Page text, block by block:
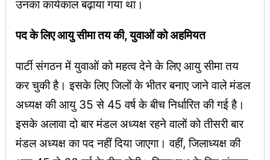
उनका कार्यकाल बढ़ाया गया था।
पद के लिए आयु सीमा तय की, युवाओं को अहमियत
पार्टी संगठन में युवाओं को महत्व देने के लिए आयु सीमा तय
कर चुकी है। इसके लिए जिलों के भीतर बनाए जाने वाले मंडल
अध्यक्ष की आयु 35 से 45 वर्ष के बीच निर्धारित की गई है।
इसके अलावा दो बार मंडल अध्यक्ष रहने वालों को तीसरी बार
मंडल अध्यक्ष का पद नहीं दिया जाएगा। वहीं, जिलाध्यक्ष की